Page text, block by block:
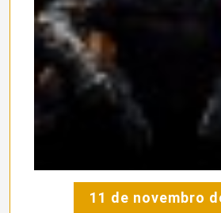
11 de novembro